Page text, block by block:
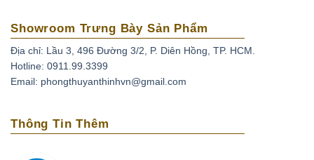
còn là giá trị sưu tầm. Ít ai chơi đá mà lại không mong
muốn được sở hữu một viên hổ phách thứ thiệt có chứa
các côn trùng mắc kẹt trong đó.
Showroom Trưng Bày Sản Phẩm
Địa chỉ: Lầu 3, 496 Đường 3/2, P. Diên Hồng, TP. HCM.
Hotline: 0911.99.3399
Email: phongthuyanthinhvn@gmail.com
Thông Tin Thêm